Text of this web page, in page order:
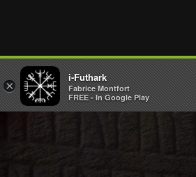
×
i-Futhark
Fabrice Montfort
FREE - In Google Play